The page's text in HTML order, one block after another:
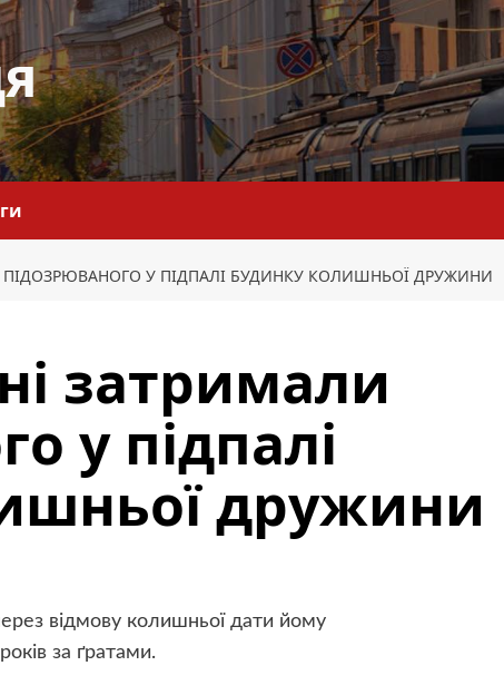
У ПІДПАЛІ БУДИНКУ КОЛИШНЬОЇ ДРУЖИНИ
затримали
у підпалі
дружини
відмову колишньої дати йому
за ґратами.